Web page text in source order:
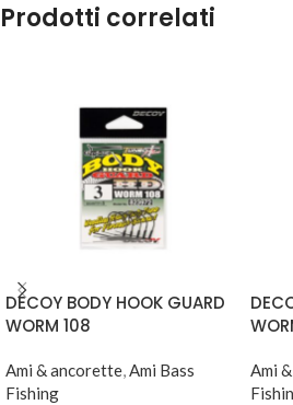
DECOY DELTA SV-51 –
Prodotti correlati
DECOY BODY HOOK GUARD
WORM 108
Ami & ancorette,Ami Bass
Fishing
Ami